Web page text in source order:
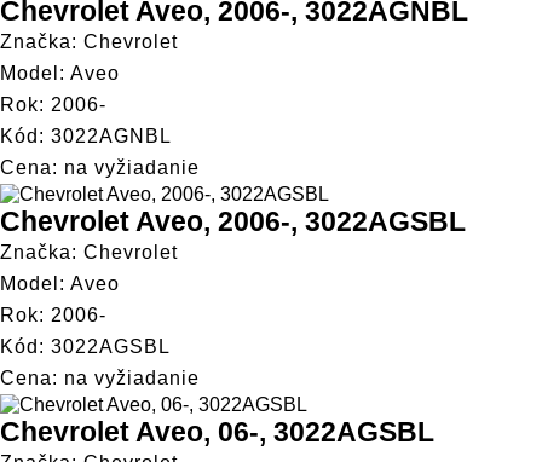
Chevrolet Aveo, 2006-, 3022AGNBL
Značka: Chevrolet
Model: Aveo
Rok: 2006-
Kód: 3022AGNBL
Cena: na vyžiadanie
Chevrolet Aveo, 2006-, 3022AGSBL
Značka: Chevrolet
Model: Aveo
Rok: 2006-
Kód: 3022AGSBL
Cena: na vyžiadanie
Chevrolet Aveo, 06-, 3022AGSBL